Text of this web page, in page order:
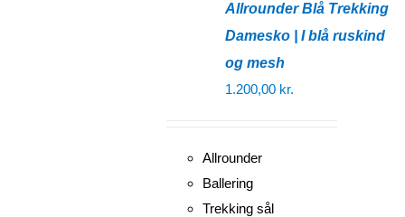
Allrounder Blå Trekking
Damesko | I blå ruskind
og mesh
1.200,00 kr.
Allrounder
Ballering
Trekking sål